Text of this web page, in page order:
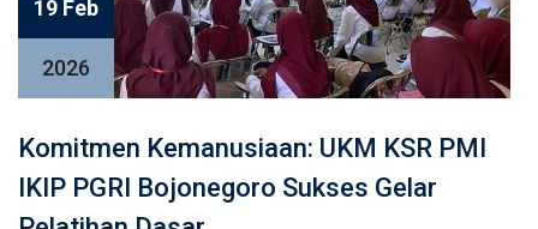
19 Feb
2026
Komitmen Kemanusiaan: UKM KSR PMI
IKIP PGRI Bojonegoro Sukses Gelar